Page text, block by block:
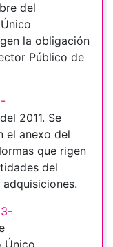
del
la obligación
Público de
2011. Se
el anexo del
que rigen
del